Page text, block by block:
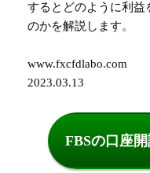
するとどのように利益
のかを解説します。
www.fxcfdlabo.com
2023.03.13
FBSの口座